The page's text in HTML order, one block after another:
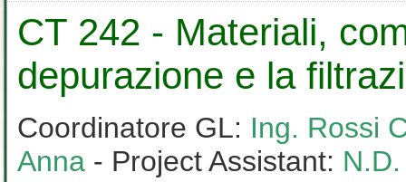
CT 242 - Materiali,
depurazione e la
Coordinatore GL: Ing. Rossi
Anna - Project Assistant: N.D.